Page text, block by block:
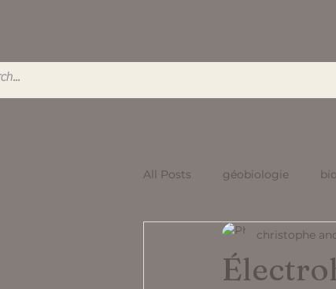
All Posts géobiologie
christophe